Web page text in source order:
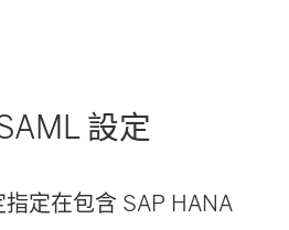
設定
定在包含 SAP HANA